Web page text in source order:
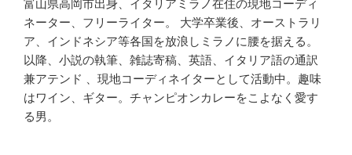
富山県高岡市出身、イタリアミラノ在住の現地コーディ
ネーター、フリーライター。 大学卒業後、オーストラリ
ア、インドネシア等各国を放浪しミラノに腰を据える。
以降、小説の執筆、雑誌寄稿、英語、イタリア語の通訳
兼アテンド 、現地コーディネイターとして活動中。趣味
はワイン、ギター。チャンピオンカレーをこよなく愛す
る男。